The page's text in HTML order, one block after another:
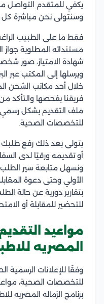
يكفي للمتقدم التواصل
وسنتولى نحن مباشرة كل
فقط ما على الطبيب
مستنداته المطلوبة جواز
شهادة الامتياز، صور
ويرسلها إلى المكتب عبر
خلال أحد مكاتب الشحن
فريقنا بفحصها والتأكد
ملف التقديم بشكل رسمي
للتخصصات الصحية.
يتولى بعد ذلك رفع طلبك
أو تقديمه ورقيًا لدى
ونسهل متابعة سير
الأولي وحتى دعوة
بتقارير دورية عن حالة
للتحضير للمقابلة أو
مواعيد
المصريه
وفقًا للإعلانات الرسمية
للتخصصات الصحية،
برنامج الزماله المصريه